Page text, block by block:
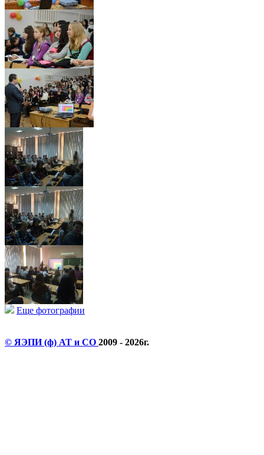
Еще фотографии
© ЯЭПИ (ф) АТ и СО 2009 - 2026г.